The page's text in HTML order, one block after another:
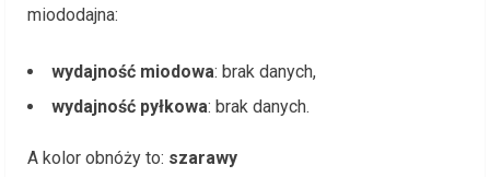
miododajna:
wydajność miodowa: brak danych,
wydajność pyłkowa: brak danych.
A kolor obnóży to: szarawy